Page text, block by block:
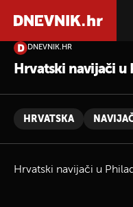
DNEVNIK.HR
Hrvatski navijači u
HRVATSKA
Hrvatski navijači u
PRETRAŽITE VIJESTI